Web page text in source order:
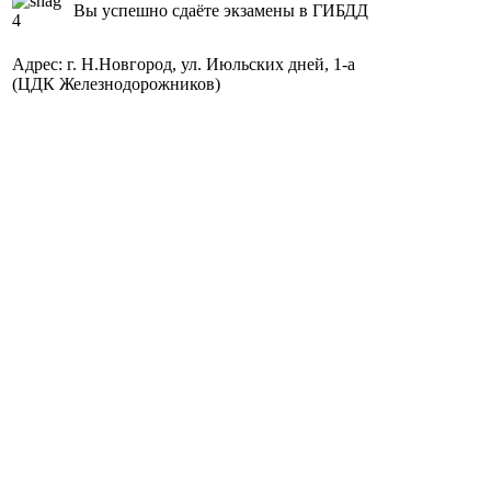
Вы успешно сдаёте экзамены в ГИБДД
Адрес: г. Н.Новгород, ул. Июльских дней, 1-а
(ЦДК Железнодорожников)